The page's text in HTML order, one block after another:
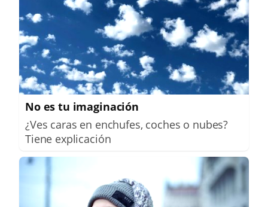
No es tu imaginación
¿Ves caras en enchufes, coches o nubes?
Tiene explicación